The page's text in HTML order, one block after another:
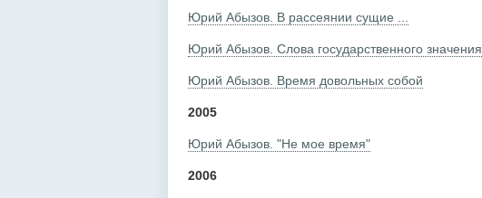
Юрий Абызов. В рассеянии сущие ...
Юрий Абызов. Слова государственного значения
Юрий Абызов. Время довольных собой
2005
Юрий Абызов. "Не мое время"
2006